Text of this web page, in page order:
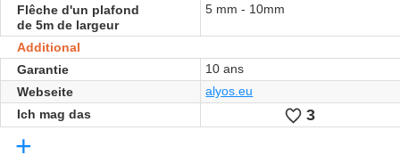
Flêche d'un plafond
de 5m de largeur
5 mm - 10mm
Additional
Garantie
10 ans
Webseite
alyos.eu
Ich mag das
Likes
3
+